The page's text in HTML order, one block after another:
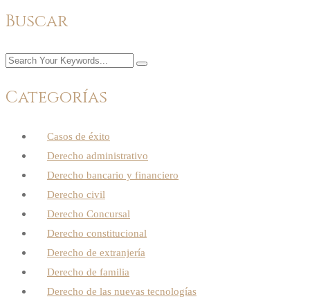
Buscar
Categorías
Casos de éxito
Derecho administrativo
Derecho bancario y financiero
Derecho civil
Derecho Concursal
Derecho constitucional
Derecho de extranjería
Derecho de familia
Derecho de las nuevas tecnologías